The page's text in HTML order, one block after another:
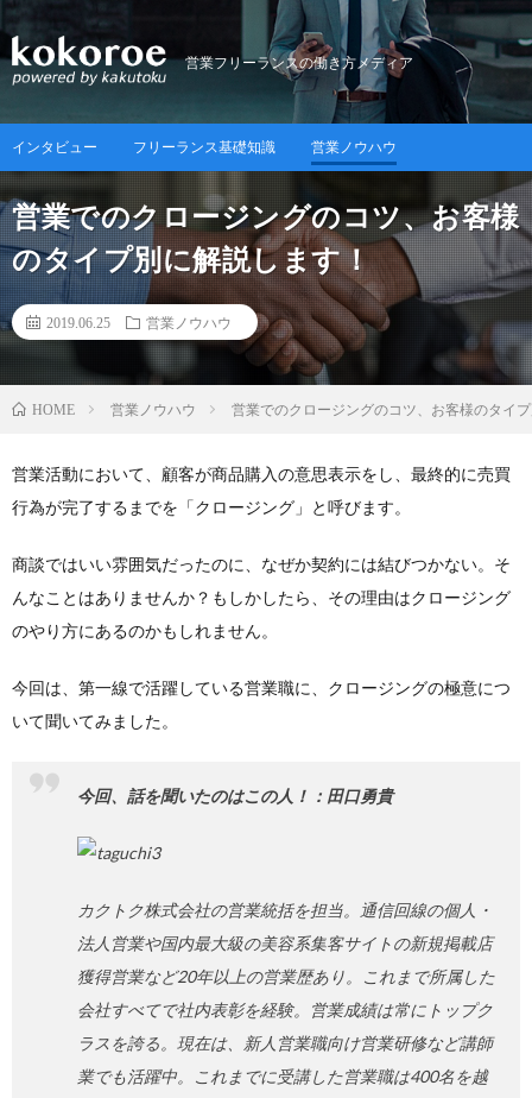
営業フリーランスの働き方メディア
インタビュー フリーランス基礎知識 営業ノウハウ
営業でのクロージングのコツ、お客様
のタイプ別に解説します！
2019.06.25 営業ノウハウ
HOME 営業ノウハウ 営業でのクロージングのコツ、お客様のタイ
営業活動において、顧客が商品購入の意思表示をし、最終的に売買
行為が完了するまでを「クロージング」と呼びます。
商談ではいい雰囲気だったのに、なぜか契約には結びつかない。そ
んなことはありませんか？もしかしたら、その理由はクロージング
のやり方にあるのかもしれません。
今回は、第一線で活躍している営業職に、クロージングの極意につ
いて聞いてみました。
今回、話を聞いたのはこの人！：田口勇貴
カクトク株式会社の営業統括を担当。
通信回線の個人・
法人営業や国内最大級の美容系集客サイトの新規掲載店
獲得営業など20年以上の営業歴あり。これまで所属した
会社すべてで社内表彰を経験。営業成績は常にトップク
ラスを誇る。現在は、新人営業職向け営業研修など講師
業でも活躍中。これまでに受講した営業職は400名を越